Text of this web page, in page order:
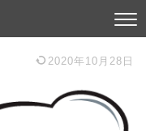
2020年10月28日